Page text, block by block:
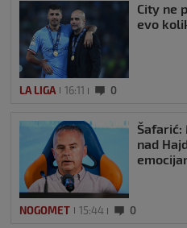
City ne
evo
LA LIGA 16:11 0
Šafarić:
nad
NOGOMET 15:44 0